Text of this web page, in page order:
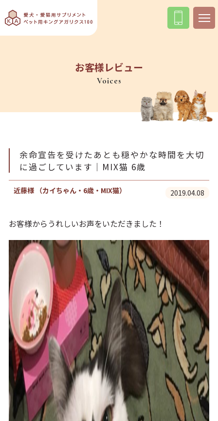
お客様レビュー
Voices
余命宣告を受けたあとも穏やかな時間を大切
に過ごしています｜MIX猫 6歳
近藤様 （カイちゃん・6歳・MIX猫） 2019.04.08
お客様からうれしいお声をいただきました！